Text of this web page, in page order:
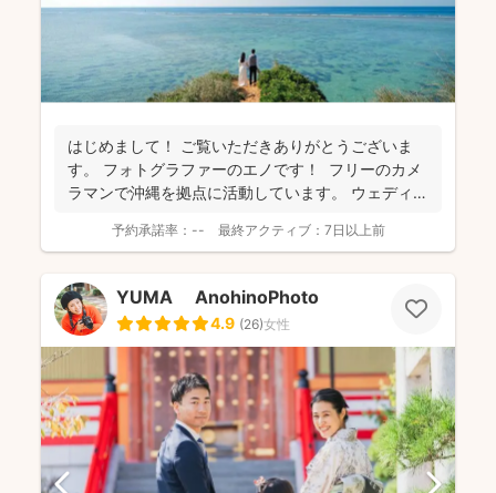
はじめまして！ ご覧いただきありがとうございま
す。 フォトグラファーのエノです！ フリーのカメ
ラマンで沖縄を拠点に活動しています。 ウェディ
予約承諾率： -- 最終アクティブ： 7日以上前
YUMA AnohinoPhoto
4.9 (26)女性